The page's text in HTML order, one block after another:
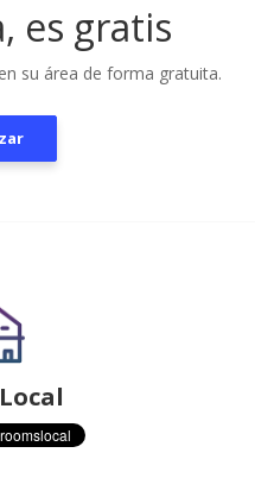
es gratis
su área de forma gratuita.